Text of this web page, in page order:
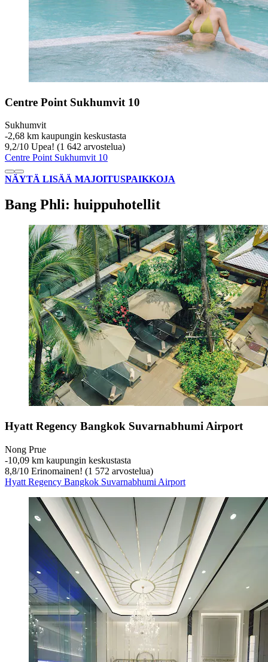
Centre Point Sukhumvit 10
Sukhumvit
‐2,68 km kaupungin keskustasta
9,2/10 Upea! (1 642 arvostelua)
Centre Point Sukhumvit 10
NÄYTÄ LISÄÄ MAJOITUSPAIKKOJA
Bang Phli: huippuhotellit
Hyatt Regency Bangkok Suvarnabhumi Airport
Nong Prue
‐10,09 km kaupungin keskustasta
8,8/10 Erinomainen! (1 572 arvostelua)
Hyatt Regency Bangkok Suvarnabhumi Airport